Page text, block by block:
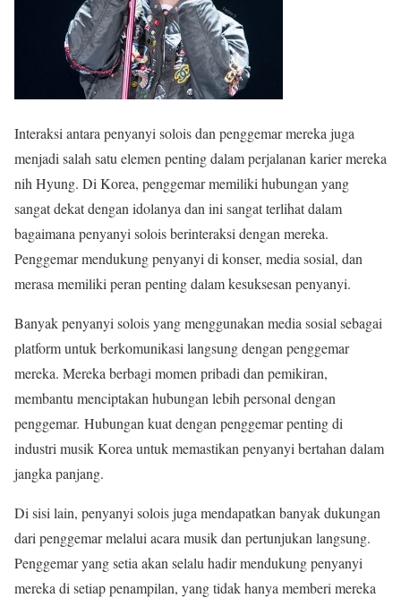
Interaksi antara penyanyi solois dan penggemar mereka juga
menjadi salah satu elemen penting dalam perjalanan karier mereka
nih Hyung. Di Korea, penggemar memiliki hubungan yang
sangat dekat dengan idolanya dan ini sangat terlihat dalam
bagaimana penyanyi solois berinteraksi dengan mereka.
Penggemar mendukung penyanyi di konser, media sosial, dan
merasa memiliki peran penting dalam kesuksesan penyanyi.
Banyak penyanyi solois yang menggunakan media sosial sebagai
platform untuk berkomunikasi langsung dengan penggemar
mereka. Mereka berbagi momen pribadi dan pemikiran,
membantu menciptakan hubungan lebih personal dengan
penggemar. Hubungan kuat dengan penggemar penting di
industri musik Korea untuk memastikan penyanyi bertahan dalam
jangka panjang.
Di sisi lain, penyanyi solois juga mendapatkan banyak dukungan
dari penggemar melalui acara musik dan pertunjukan langsung.
Penggemar yang setia akan selalu hadir mendukung penyanyi
mereka di setiap penampilan, yang tidak hanya memberi mereka